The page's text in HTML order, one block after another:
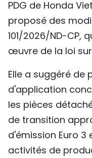
PDG de Honda
proposé des
101/2026/ND-CP,
œuvre de la loi
Elle a suggéré de
d'application
les pièces
de transition
d'émission Euro 3
activités de